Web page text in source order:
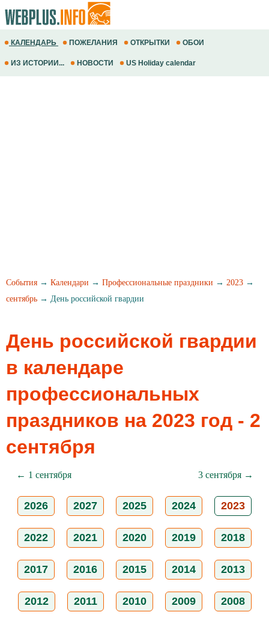
КАЛЕНДАРЬ ПОЖЕЛАНИЯ ОТКРЫТКИ ОБОИ
ИЗ ИСТОРИИ... НОВОСТИ US Holiday calendar
События → Календари → Профессиональные праздники → 2023 →
сентябрь → День российской гвардии
День российской гвардии
в календаре
профессиональных
праздников на 2023 год - 2
сентября
← 1 сентября 3 сентября →
2026 2027 2025 2024 2023
2022 2021 2020 2019 2018
2017 2016 2015 2014 2013
2012 2011 2010 2009 2008